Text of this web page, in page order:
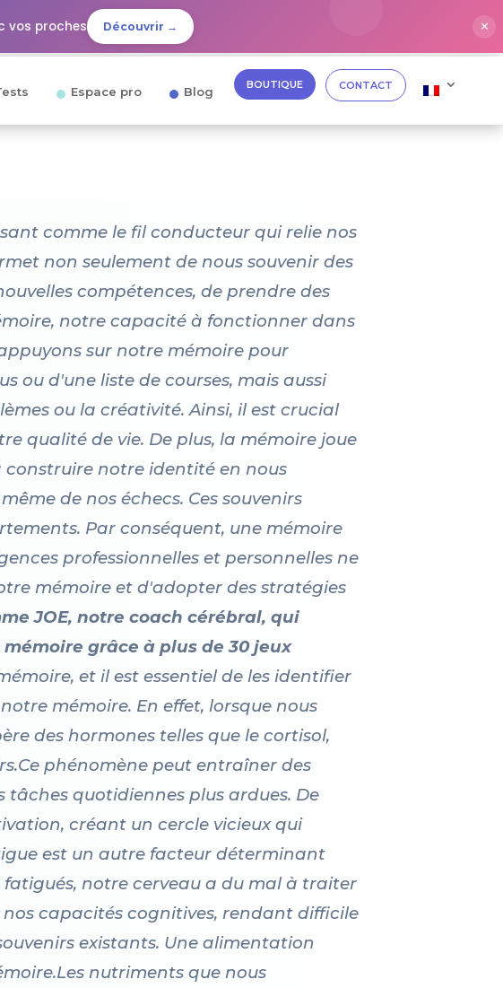
vos proches Découvrir → ✕
Espace pro Blog BOUTIQUE CONTACT
comme le fil conducteur qui relie nos
non seulement de nous souvenir des
compétences, de prendre des
notre capacité à fonctionner dans
sur notre mémoire pour
ou d'une liste de courses, mais aussi
ou la créativité. Ainsi, il est crucial
qualité de vie. De plus, la mémoire joue
construire notre identité en nous
de nos échecs. Ces souvenirs
Par conséquent, une mémoire
professionnelles et personnelles ne
mémoire et d'adopter des stratégies
JOE, notre coach cérébral, qui
grâce à plus de 30 jeux
et il est essentiel de les identifier
mémoire. En effet, lorsque nous
des hormones telles que le cortisol,
phénomène peut entraîner des
quotidiennes plus ardues. De
créant un cercle vicieux qui
est un autre facteur déterminant
notre cerveau a du mal à traiter
capacités cognitives, rendant difficile
existants. Une alimentation
nutriments que nous